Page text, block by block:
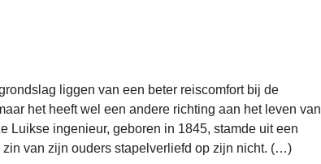
liggen van een beter reiscomfort bij de
het heeft wel een andere richting aan het leven van
Luikse ingenieur, geboren in 1845, stamde uit een
van zijn ouders stapelverliefd op zijn nicht. (…)